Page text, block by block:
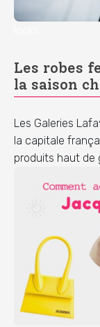
Les robes
la saison
Les Galeries
la capitale
produits haut de